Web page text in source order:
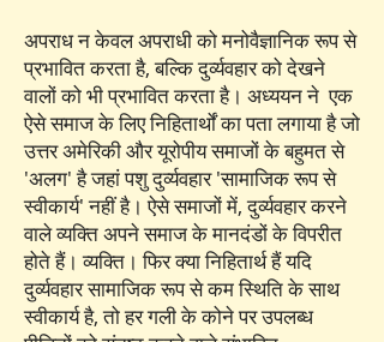
अपराध न केवल अपराधी को मनोवैज्ञानिक रूप से
प्रभावित करता है, बल्कि दुर्व्यवहार को देखने
वालों को भी प्रभावित करता है। अध्ययन ने एक
ऐसे समाज के लिए निहितार्थों का पता लगाया है जो
उत्तर अमेरिकी और यूरोपीय समाजों के बहुमत से
'अलग' है जहां पशु दुर्व्यवहार 'सामाजिक रूप से
स्वीकार्य' नहीं है। ऐसे समाजों में, दुर्व्यवहार करने
वाले व्यक्ति अपने समाज के मानदंडों के विपरीत
होते हैं। व्यक्ति। फिर क्या निहितार्थ हैं यदि
दुर्व्यवहार सामाजिक रूप से कम स्थिति के साथ
स्वीकार्य है, तो हर गली के कोने पर उपलब्ध